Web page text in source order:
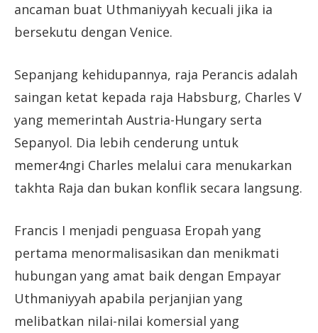
ancaman buat Uthmaniyyah kecuali jika ia
bersekutu dengan Venice.
Sepanjang kehidupannya, raja Perancis adalah
saingan ketat kepada raja Habsburg, Charles V
yang memerintah Austria-Hungary serta
Sepanyol. Dia lebih cenderung untuk
memer4ngi Charles melalui cara menukarkan
takhta Raja dan bukan konflik secara langsung.
Francis I menjadi penguasa Eropah yang
pertama menormalisasikan dan menikmati
hubungan yang amat baik dengan Empayar
Uthmaniyyah apabila perjanjian yang
melibatkan nilai-nilai komersial yang